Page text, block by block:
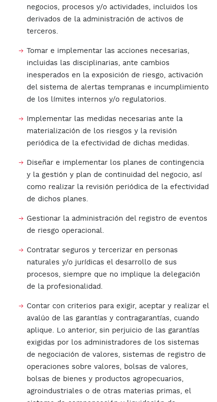
negocios, procesos y/o actividades, incluidos los
derivados de la administración de activos de
terceros.
Tomar e implementar las acciones necesarias,
incluidas las disciplinarias, ante cambios
inesperados en la exposición de riesgo, activación
del sistema de alertas tempranas e incumplimiento
de los límites internos y/o regulatorios.
Implementar las medidas necesarias ante la
materialización de los riesgos y la revisión
periódica de la efectividad de dichas medidas.
Diseñar e implementar los planes de contingencia
y la gestión y plan de continuidad del negocio, así
como realizar la revisión periódica de la efectividad
de dichos planes.
Gestionar la administración del registro de eventos
de riesgo operacional.
Contratar seguros y tercerizar en personas
naturales y/o jurídicas el desarrollo de sus
procesos, siempre que no implique la delegación
de la profesionalidad.
Contar con criterios para exigir, aceptar y realizar el
avalúo de las garantías y contragarantías, cuando
aplique. Lo anterior, sin perjuicio de las garantías
exigidas por los administradores de los sistemas
de negociación de valores, sistemas de registro de
operaciones sobre valores, bolsas de valores,
bolsas de bienes y productos agropecuarios,
agroindustriales o de otras materias primas, el